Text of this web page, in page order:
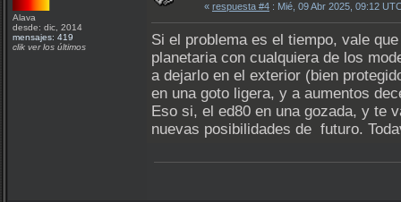
Alava
desde: dic, 2014
mensajes: 419
clik ver los últimos
« respuesta #4 : Mié, 09 Abr 2025, 09:12
Si el problema es el tiempo, vale
planetaria con cualquiera de los
a dejarlo en el exterior (bien
en una goto ligera, y a aumentos
Eso si, el ed80 en una gozada, y te
nuevas posibilidades de futuro.